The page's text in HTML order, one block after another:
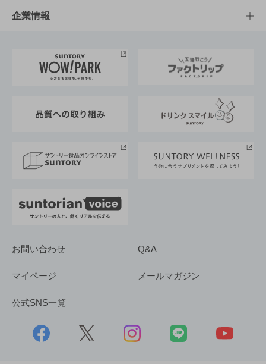
栄養成分一覧
工場見学
地域情報
サントリーホール
サントリーサンバーズ大阪
サステナビリティTOP
サントリーが考えるサステナビリティ経営
企業情報
企業概要
採用情報
お問い合わせ Q&A
マイページ メールマガジン
公式SNS一覧